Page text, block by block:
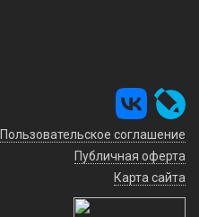
Пользовательское соглашение
Публичная оферта
Карта сайта